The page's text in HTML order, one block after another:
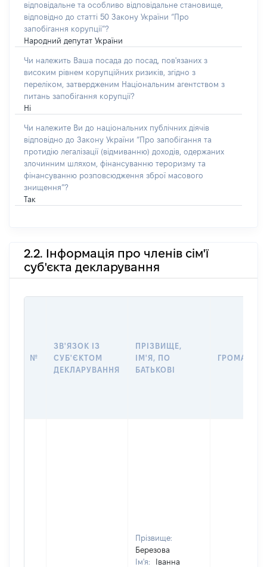
відповідальне та особливо відповідальне становище,
відповідно до статті 50 Закону України “Про
запобігання корупції”?
Народний депутат України
Чи належить Ваша посада до посад, пов'язаних з
високим рівнем корупційних ризиків, згідно з
переліком, затвердженим Національним агентством з
питань запобігання корупції?
Ні
Чи належите Ви до національних публічних діячів
відповідно до Закону України “Про запобігання та
протидію легалізації (відмиванню) доходів, одержаних
злочинним шляхом, фінансуванню тероризму та
фінансуванню розповсюдження зброї масового
знищення”?
Так
2.2. Інформація про членів сім'ї
суб'єкта декларування
№
ЗВ'ЯЗОК ІЗ
СУБ'ЄКТОМ
ДЕКЛАРУВАННЯ
ПРІЗВИЩЕ,
ІМ'Я, ПО
БАТЬКОВІ
Прізвище:
Березова
Ім'я:
Іванна